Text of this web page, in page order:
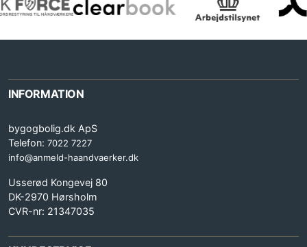
INFORMATION
bygogbolig.dk ApS
Telefon: 7022 7227
info@anmeld-haandvaerker.dk
Usserød Kongevej 80
DK-2970 Hørsholm
CVR-nr: 21347035